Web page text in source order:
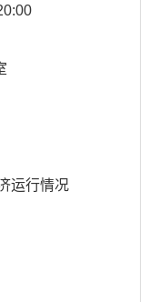
运行情况